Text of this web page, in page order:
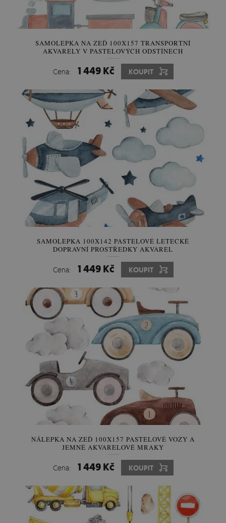
SAMOLEPKA NA ZEĎ 100X157 TRANSPORTNÍ
AKVARELY V PASTELOVÝCH ODSTÍNECH
Cena: 1 449 Kč KOUPIT
SAMOLEPKA 100X142 PASTELOVÉ LETECKÉ
DOPRAVNÍ PROSTŘEDKY AKVAREL
Cena: 1 449 Kč KOUPIT
NÁLEPKA NA ZEĎ 100X157 PASTELOVÉ VOZY A
JEMNÉ AKVARELOVÉ MRAKY
Cena: 1 449 Kč KOUPIT